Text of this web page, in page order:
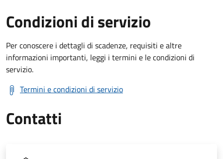
Condizioni di servizio
Per conoscere i dettagli di scadenze, requisiti e altre
informazioni importanti, leggi i termini e le condizioni di
servizio.
Termini e condizioni di servizio
Contatti